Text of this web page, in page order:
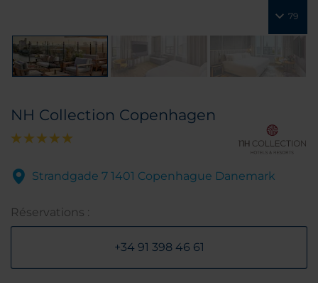
79
NH Collection Copenhagen
Strandgade 7 1401 Copenhague Danemark
Réservations :
+34 91 398 46 61